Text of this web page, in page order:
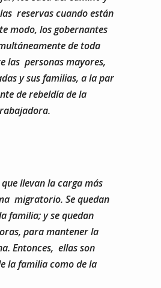
reservas cuando están
modo, los gobernantes
de toda
las personas mayores,
y sus familias, a la par
de rebeldía de la
llevan la carga más
migratorio. Se quedan
familia; y se quedan
para mantener la
Entonces, ellas son
la familia como de la